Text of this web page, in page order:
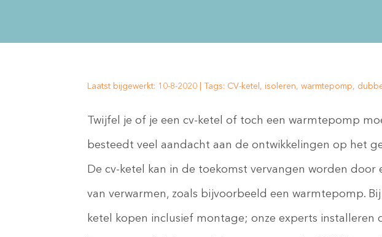
Laatst bijgewerkt: 10-8-2020 | Tags: CV-ketel, isoleren, warmtepomp,
Twijfel je of je een cv-ketel of toch een warmtepomp
besteedt veel aandacht aan de ontwikkelingen op het
De cv-ketel kan in de toekomst vervangen worden door
van verwarmen, zoals bijvoorbeeld een warmtepomp.
ketel kopen inclusief montage; onze experts installeren